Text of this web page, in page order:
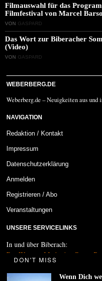
Filmauswahl für das
Filmfestival von Marcel
VON GASPARD
Das Wort zur Biberacher
(Video)
VON GASPARD
WEBERBERG.DE
Weberberg.de – Neuigkeiten aus und
NAVIGATION
Redaktion / Kontakt
Impressum
Datenschutzerklärung
Anmelden
Registrieren / Abo
Veranstaltungen
UNSERE SERVICELINKS
In und über Biberach:
Das Wetter
MarktplatzCam
Kultur und Medien:
DON'T MISS
Wenn Dich